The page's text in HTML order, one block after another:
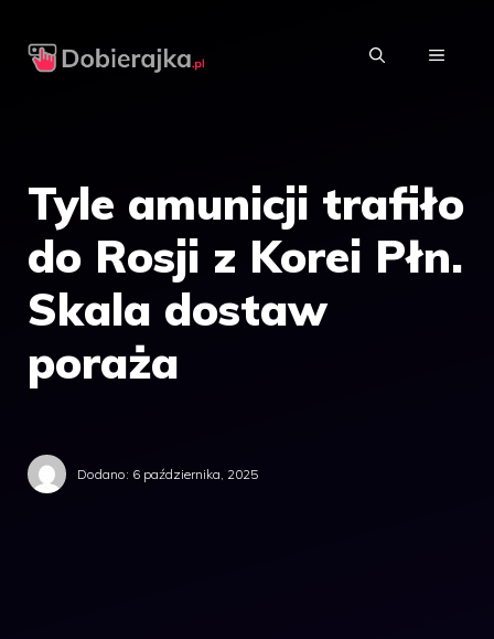
MENU
Tyle amunicji trafiło
do Rosji z Korei Płn.
Skala dostaw
poraża
Dodano: 6 października, 2025